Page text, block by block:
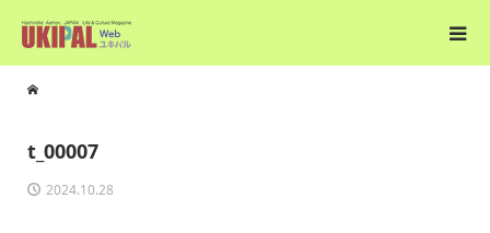
t_00007
2024.10.28